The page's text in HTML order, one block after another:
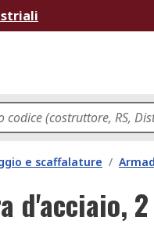
e scaffalature /
d'acciaio, 2